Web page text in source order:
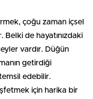
çoğu zaman içsel
Belki de hayatınızdaki
vardır. Düğün
getirdiği
edebilir.
için harika bir